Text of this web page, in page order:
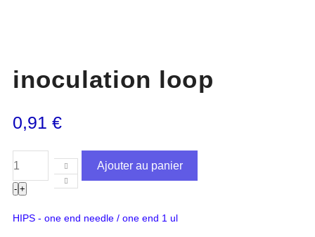
inoculation loop
0,91 €
- +
Ajouter au panier
HIPS - one end needle / one end 1 ul